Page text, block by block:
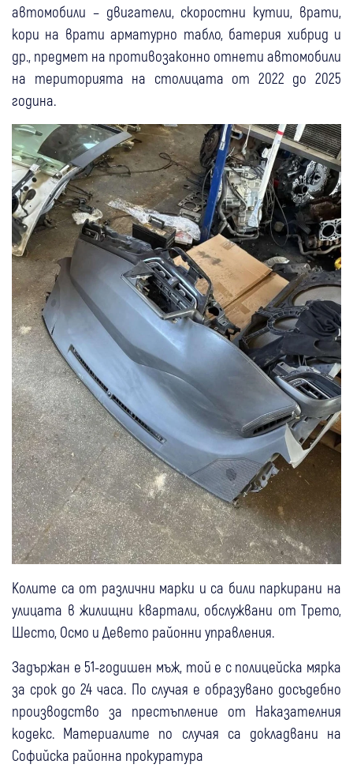
автомобили – двигатели, скоростни кутии, врати,
кори на врати арматурно табло, батерия хибрид и
др., предмет на противозаконно отнети автомобили
на територията на столицата от 2022 до 2025
година.
Колите са от различни марки и са били паркирани на
улицата в жилищни квартали, обслужвани от Трето,
Шесто, Осмо и Девето районни управления.
Задържан е 51-годишен мъж, той е с полицейска мярка
за срок до 24 часа. По случая е образувано досъдебно
производство за престъпление от Наказателния
кодекс. Материалите по случая са докладвани на
Софийска районна прокуратура